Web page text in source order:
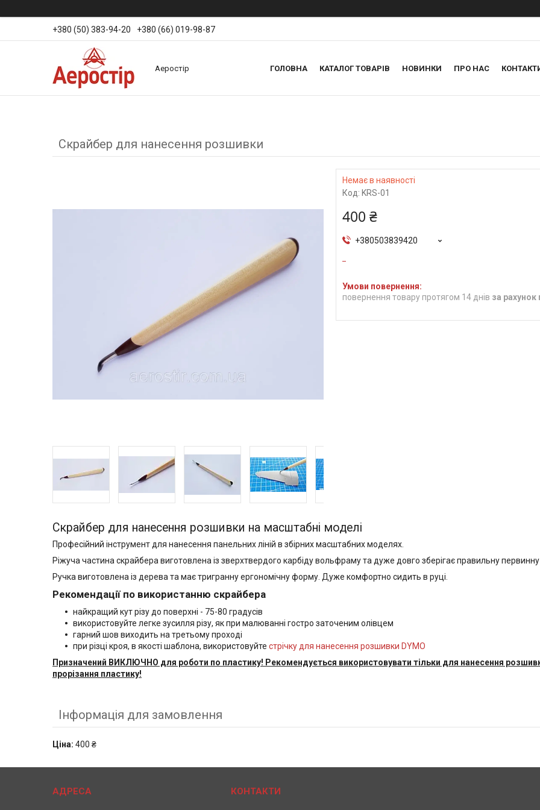
+380 (50) 383-94-20 +380 (66) 019-98-87
Аеростір ГОЛОВНА КАТАЛОГ ТОВАРІВ НОВИНКИ ПРО НАС
Скрайбер для нанесення розшивки
Немає в наявності
Код: KRS-01
400 ₴
+380503839420
повернення товару протягом 14 днів за рахунок
Скрайбер для нанесення розшивки на масштабні моделі
Професійний інструмент для нанесення панельних ліній в збірних масштабних моделях.
Ріжуча частина скрайбера виготовлена із зверхтвердого карбіду вольфраму та дуже довго зберігає правильну первинну
Ручка виготовлена із дерева та має тригранну ергономічну форму. Дуже комфортно сидить в руці.
Рекомендації по використанню скрайбера
найкращий кут різу до поверхні - 75-80 градусів
використовуйте легке зусилля різу, як при малюванні гостро заточеним олівцем
гарний шов виходить на третьому проході
при різці кроя, в якості шаблона, використовуйте стрічку для нанесення розшивки DYMO
Призначений ВИКЛЮЧНО для роботи по пластику! Рекомендується використовувати тільки для нанесення
прорізання пластику!
Інформація для замовлення
Ціна: 400 ₴